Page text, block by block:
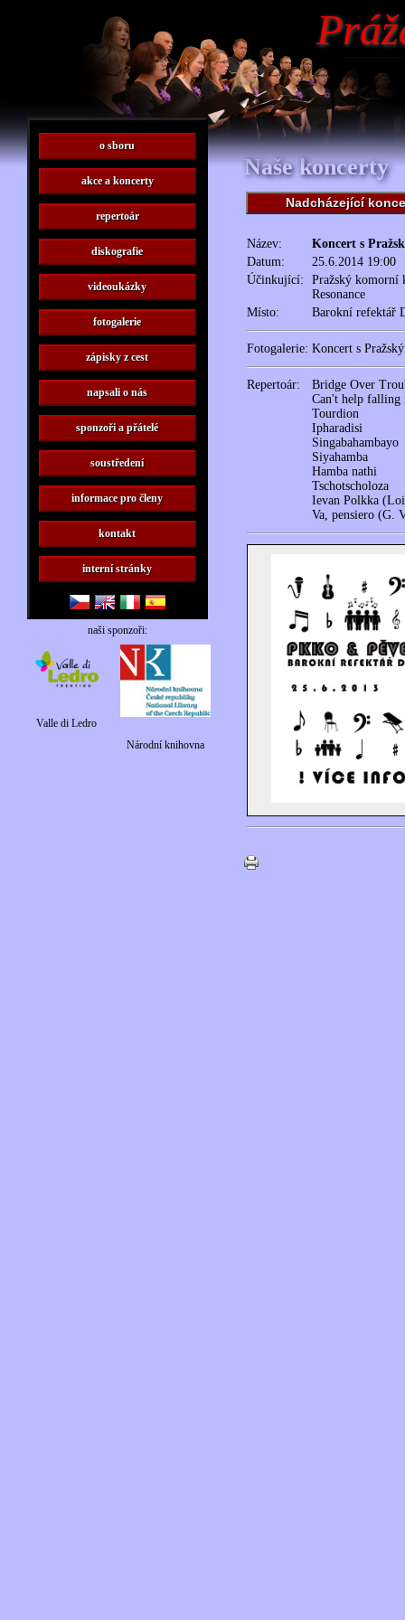
Naše koncerty
Nadcházející
Název:
Koncert s
Datum:
25.6.2014 19:00
Účinkující:
Pražský komorní
Resonance
Místo:
Barokní refektář
Fotogalerie: Koncert s
Repertoár:
Bridge Over
Can't help falling
Tourdion
Ipharadisi
Singabahambayo
Siyahamba
Hamba nathi
Tschotscholoza
Ievan Polkka
Va, pensiero (G.
o sboru
akce a koncerty
repertoár
diskografie
videoukázky
fotogalerie
zápisky z cest
napsali o nás
sponzoři a přátelé
soustředení
informace pro členy
kontakt
interní stránky
naši sponzoři:
Valle di Ledro
Národní knihovna